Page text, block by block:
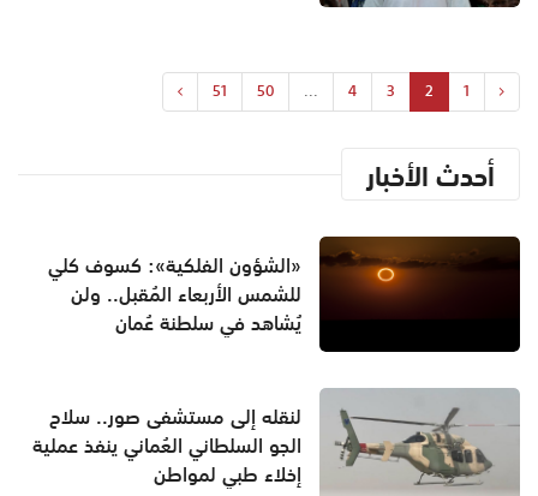
1
2
3
4
...
50
51
أحدث الأخبار
«الشؤون الفلكية»: كسوف كلي
للشمس الأربعاء المُقبل.. ولن
يُشاهد في سلطنة عُمان
لنقله إلى مستشفى صور.. سلاح
الجو السلطاني العُماني ينفذ عملية
إخلاء طبي لمواطن